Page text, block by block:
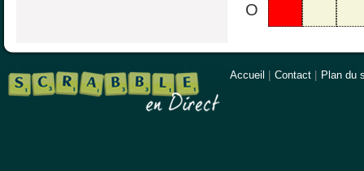
O
Accueil Contact Plan du